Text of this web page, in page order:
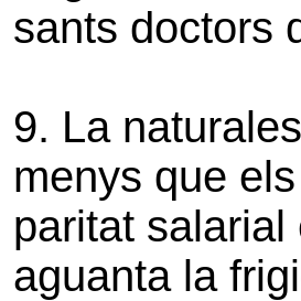
sants doctors
9. La
menys que
paritat
aguanta la